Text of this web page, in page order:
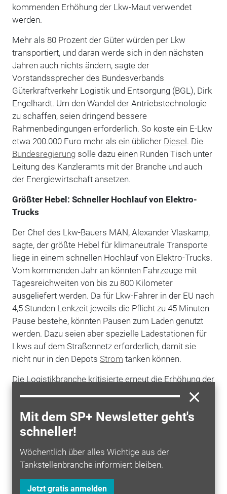
Mit dem SP+ Newsletter geht's
schneller!
Wöchentlich über alles Wichtige aus der
Tankstellenbranche informiert bleiben.
Jetzt gratis anmelden
kommenden Erhöhung der Lkw-Maut verwendet
werden.
Mehr als 80 Prozent der Güter würden per Lkw
transportiert, und daran werde sich in den nächsten
Jahren auch nichts ändern, sagte der
Vorstandssprecher des Bundesverbands
Güterkraftverkehr Logistik und Entsorgung (BGL), Dirk
Engelhardt. Um den Wandel der Antriebstechnologie
zu schaffen, seien dringend bessere
Rahmenbedingungen erforderlich. So koste ein E-Lkw
etwa 200.000 Euro mehr als ein üblicher Diesel. Die
Bundesregierungsolle dazu einen Runden Tisch unter
Leitung des Kanzleramts mit der Branche und auch
der Energiewirtschaft ansetzen.
Größter Hebel: Schneller Hochlauf von Elektro-
Trucks
Der Chef des Lkw-Bauers MAN, Alexander Vlaskamp,
sagte, der größte Hebel für klimaneutrale Transporte
liege in einem schnellen Hochlauf von Elektro-Trucks.
Vom kommenden Jahr an könnten Fahrzeuge mit
Tagesreichweiten von bis zu 800 Kilometer
ausgeliefert werden. Da für Lkw-Fahrer in der EU nach
4,5 Stunden Lenkzeit jeweils die Pflicht zu 45 Minuten
Pause bestehe, könnten Pausen zum Laden genutzt
werden. Dazu seien aber spezielle Ladestationen für
Lkws auf dem Straßennetz erforderlich, damit sie
nicht nur in den Depots Strom tanken können.
Die Logistikbranche kritisierte erneut die Erhöhung der
Bundestagbeschlossenen Gesetz soll zum 1.
Dezember ein zusätzlicher CO
soll die Mautpflicht dann auch schon für kleinere
Transporterüber 3,5 Tonnen gelten. Bisher greift sie
ab 7,5 Tonnen. Davon ausgenommen bleiben sollen